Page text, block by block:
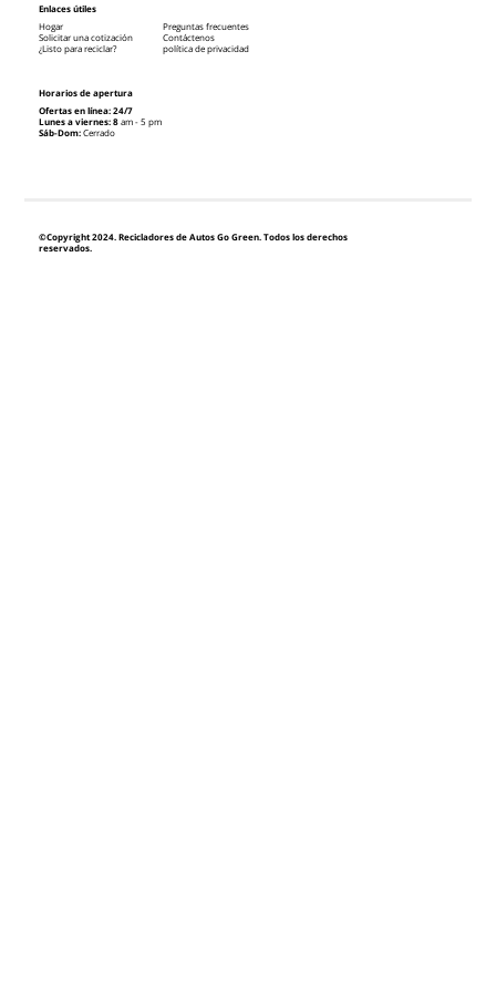
©Copyright 2024. Recicladores de Autos Go Green. Todos los derechos
reservados.
Horarios de apertura
Ofertas en línea: 24/7
Lunes a viernes: 8am - 5 pm
Sáb-Dom:Cerrado
Enlaces útiles
Hogar
Solicitar una cotización
¿Listo para reciclar?
Preguntas frecuentes
Contáctenos
política de privacidad